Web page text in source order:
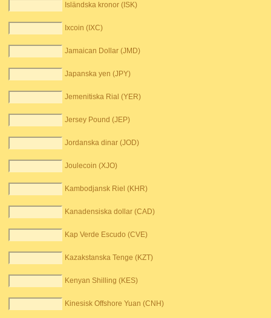
Isländska kronor (ISK)
Ixcoin (IXC)
Jamaican Dollar (JMD)
Japanska yen (JPY)
Jemenitiska Rial (YER)
Jersey Pound (JEP)
Jordanska dinar (JOD)
Joulecoin (XJO)
Kambodjansk Riel (KHR)
Kanadensiska dollar (CAD)
Kap Verde Escudo (CVE)
Kazakstanska Tenge (KZT)
Kenyan Shilling (KES)
Kinesisk Offshore Yuan (CNH)